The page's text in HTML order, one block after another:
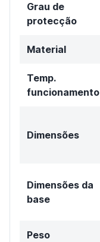
Grau de
protecção
Material
Temp.
funcionamento
Dimensões
Dimensões da
base
Peso